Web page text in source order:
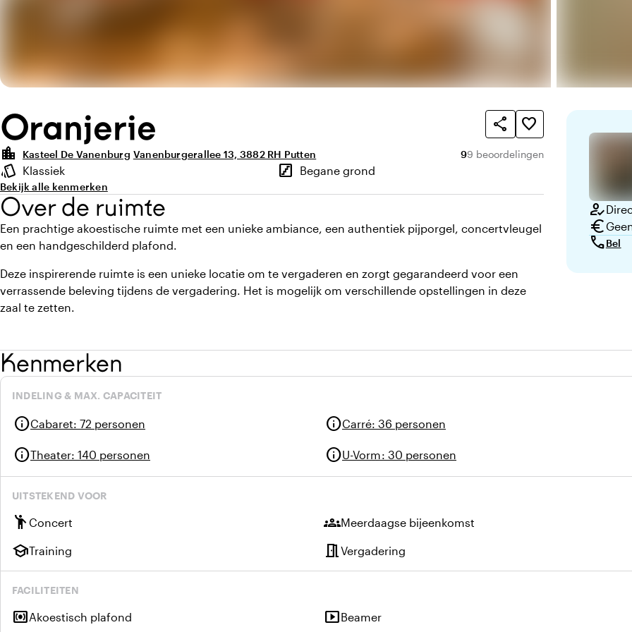
Oranjerie share
favorite_border
location_city
Kasteel De Vanenburg Vanenburgerallee 13, 3882 RH Putten Gemiddelde beoordeling van 9 uit 10
9Aantal beoordelingen: 9
9 beoordelingen
Highlights
style
Sfeer en uitstraling
Klassiek stairs
Verdieping
Begane grond
Bekijk alle kenmerken
Over de ruimte
Een prachtige akoestische ruimte met een unieke ambiance, een authentiek pijporgel, concertvleugel
en een handgeschilderd plafond.
Deze inspirerende ruimte is een unieke locatie om te vergaderen en zorgt gegarandeerd voor een
verrassende beleving tijdens de vergadering. Het is mogelijk om verschillende opstellingen in deze
zaal te zetten.
how_to_reg
euro
callBel
Kenmerken
INDELING & MAX. CAPACITEIT
infoCabaret: 72 personen infoCarré: 36 personen
infoTheater: 140 personen infoU-Vorm: 30 personen
UITSTEKEND VOOR
emoji_peopleConcert groupsMeerdaagse bijeenkomst
schoolTraining meeting_roomVergadering
FACILITEITEN
surround_soundAkoestisch plafond smart_displayBeamer